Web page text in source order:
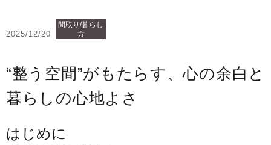
2025/12/20
間取り/暮らし
方
“整う空間”がもたらす、心の余白と
暮らしの心地よさ
はじめに